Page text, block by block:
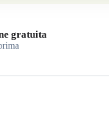
gratuita